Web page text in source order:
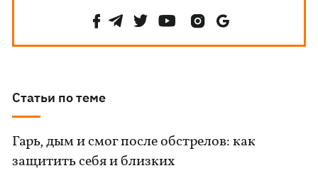
Статьи по теме
Гарь, дым и смог после обстрелов: как
защитить себя и близких